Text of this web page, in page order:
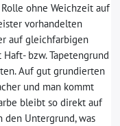
ohne Weichzeit auf
vorhandelten
auf gleichfarbigen
bzw. Tapetengrund
Auf gut grundierten
und man kommt
bleibt so direkt auf
Untergrund, was